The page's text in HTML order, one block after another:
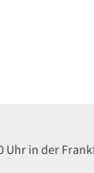
Uhr in der